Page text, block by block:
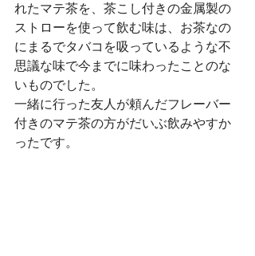
れたマテ茶を、茶こし付きの金属製の
ストローを使って飲む味は、お茶なの
にまるでタバコを吸っているような不
思議な味で今までに味わったことのな
いものでした。
一緒に行った友人が頼んだフレーバー
付きのマテ茶の方がだいぶ飲みやすか
ったです。